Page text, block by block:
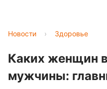
Новости › Здоровье
Каких женщин
мужчины: